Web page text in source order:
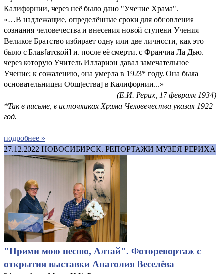
Калифорнии, через неё было дано "Учение Храма".
«…В надлежащие, определённые сроки для обновления
сознания человечества и внесения новой ступени Учения
Великое Братство избирает одну или две личности, как это
было с Блав[атской] и, после её смерти, с Франчиа Ла Дью,
через которую Учитель Илларион давал замечательное
Учение; к сожалению, она умерла в 1923* году. Она была
основательницей Общ[ества] в Калифорнии...»
(Е.И. Рерих, 17 февраля 1934)
*Так в письме, в источниках Храма Человечества указан 1922
год.
подробнее »
27.12.2022 НОВОСИБИРСК. РЕПОРТАЖИ МУЗЕЯ РЕРИХА
"Прими мою песню, Алтай". Фоторепортаж с
открытия выставки Анатолия Веселёва